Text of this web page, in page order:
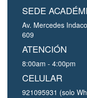
SEDE
Av. Mercedes
609
ATENCIÓN
8:00am - 4:00pm
CELULAR
921095931 (solo